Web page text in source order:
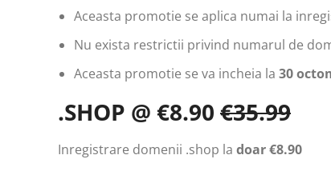
Aceasta promotie se aplica numai la
Nu exista restrictii privind numarul de
Aceasta promotie se va incheia la 30
.SHOP @ €8.90 €35.99
Inregistrare domenii .shop la doar €8.90